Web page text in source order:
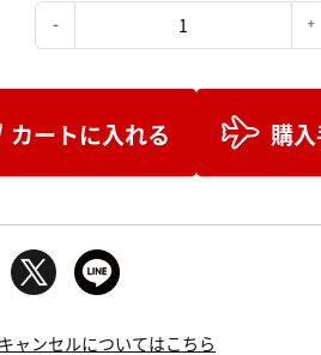
カートに入れる 購
ャンセルについてはこちら